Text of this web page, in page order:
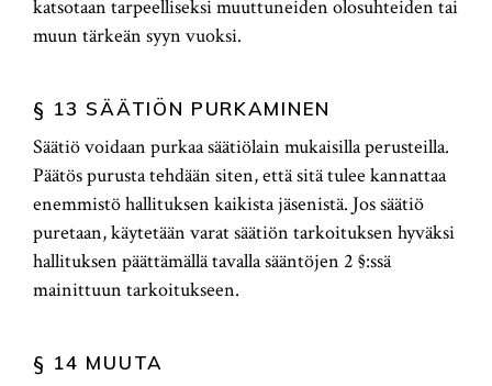
katsotaan tarpeelliseksi muuttuneiden olosuhteiden tai
muun tärkeän syyn vuoksi.
§ 13 SÄÄTIÖN PURKAMINEN
Säätiö voidaan purkaa säätiölain mukaisilla perusteilla.
Päätös purusta tehdään siten, että sitä tulee kannattaa
enemmistö hallituksen kaikista jäsenistä. Jos säätiö
puretaan, käytetään varat säätiön tarkoituksen hyväksi
hallituksen päättämällä tavalla sääntöjen 2 §:ssä
mainittuun tarkoitukseen.
§ 14 MUUTA